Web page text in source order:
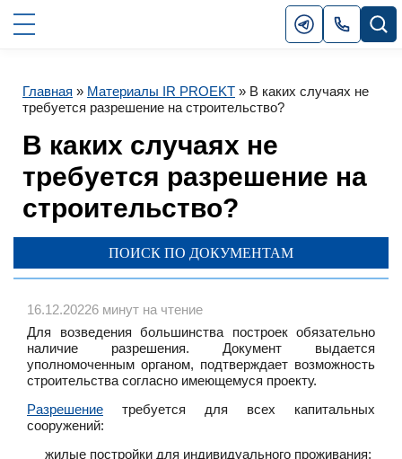
Главная » Материалы IR PROEKT » В каких случаях не
требуется разрешение на строительство?
В каких случаях не
требуется разрешение на
строительство?
ПОИСК ПО ДОКУМЕНТАМ
16.12.20226 минут на чтение
Для возведения большинства построек обязательно
наличие разрешения. Документ выдается
уполномоченным органом, подтверждает возможность
строительства согласно имеющемуся проекту.
Разрешение требуется для всех капитальных
сооружений:
жилые постройки для индивидуального проживания;